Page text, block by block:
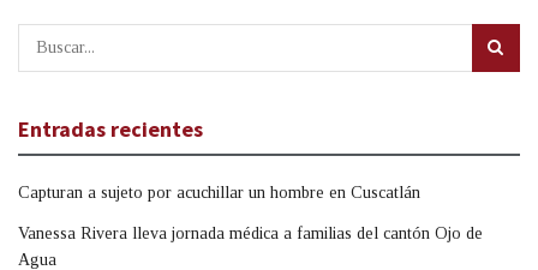
Entradas recientes
Capturan a sujeto por acuchillar un hombre en Cuscatlán
Vanessa Rivera lleva jornada médica a familias del cantón Ojo de
Agua